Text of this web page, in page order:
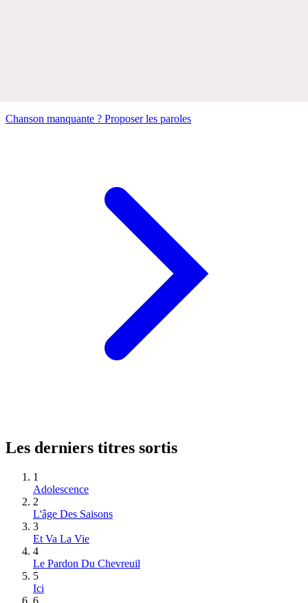
Chanson manquante ? Proposer les paroles
Les derniers titres sortis
1
Adolescence
2
L'âge Des Saisons
3
Et Va La Vie
4
Le Pardon Du Chevreuil
5
Ici
6